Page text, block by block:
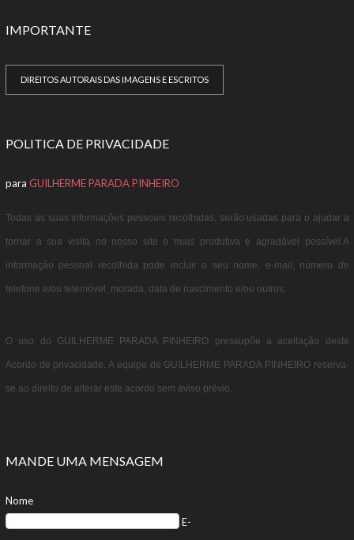
IMPORTANTE
DIREITOS AUTORAIS DAS IMAGENS E ESCRITOS
POLITICA DE PRIVACIDADE
para GUILHERME PARADA PINHEIRO
Todas as suas informações pessoais recolhidas, serão usadas para o ajudar a
tornar a sua visita no nosso site o mais produtiva e agradável possível.A
informação pessoal recolhida pode incluir o seu nome, e-mail, número de
telefone e/ou telemóvel, morada, data de nascimento e/ou outros.
O uso do GUILHERME PARADA PINHEIRO pressupõe a aceitação deste
Acordo de privacidade. A equipe de GUILHERME PARADA PINHEIRO reserva-
se ao direito de alterar este acordo sem aviso prévio.
MANDE UMA MENSAGEM
Nome
E-